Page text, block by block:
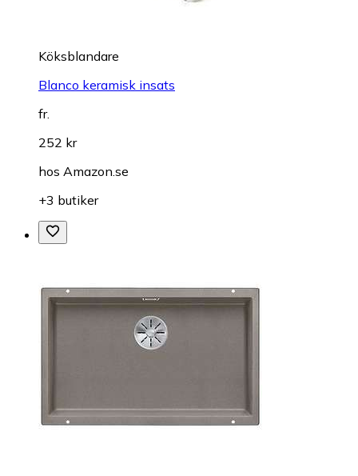
Köksblandare
Blanco keramisk insats
fr.
252 kr
hos Amazon.se
+3 butiker